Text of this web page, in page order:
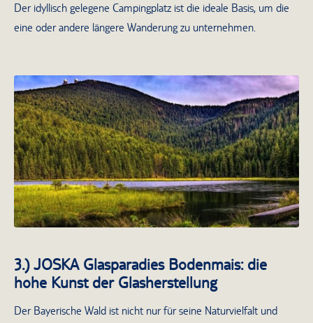
Der idyllisch gelegene Campingplatz ist die ideale Basis, um die
eine oder andere längere Wanderung zu unternehmen.
Der Arbersee im Abendlicht
3.) JOSKA Glasparadies Bodenmais: die
hohe Kunst der Glasherstellung
Der Bayerische Wald ist nicht nur für seine Naturvielfalt und